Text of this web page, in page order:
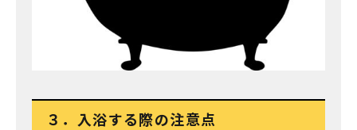
３．入浴する際の注意点